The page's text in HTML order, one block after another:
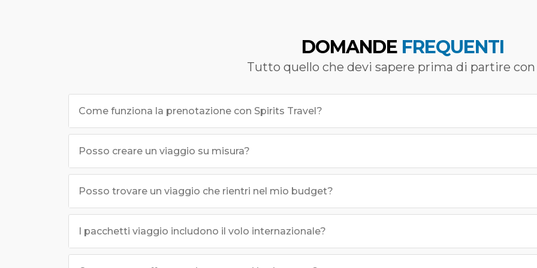
DOMANDE FREQUENTI
Tutto quello che devi sapere prima di partire con
Come funziona la prenotazione con Spirits Travel?
Posso creare un viaggio su misura?
Posso trovare un viaggio che rientri nel mio budget?
I pacchetti viaggio includono il volo internazionale?